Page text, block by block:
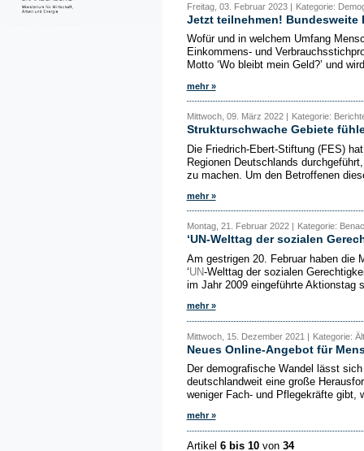
Freitag, 03. Februar 2023 | Kategorie:
Jetzt teilnehmen! Bundesweite
Wofür und in welchem Umfang
Einkommens- und
Motto ‘Wo bleibt mein Geld?’ und
mehr »
Mittwoch, 09. März 2022 | Kategorie:
Strukturschwache Gebiete
Die Friedrich-Ebert-Stiftung (FES)
Regionen Deutschlands
zu machen. Um den Betroffenen
mehr »
Montag, 21. Februar 2022 | Kategorie:
‘UN-Welttag der sozialen
Am gestrigen 20. Februar haben die
‘UN-Welttag der sozialen
im Jahr 2009 eingeführte Aktionstag
mehr »
Mittwoch, 15. Dezember 2021 | Kategorie:
Neues Online-Angebot für
Der demografische Wandel lässt
deutschlandweit eine große
weniger Fach- und Pflegekräfte gibt,
mehr »
Artikel 6 bis 10von 34